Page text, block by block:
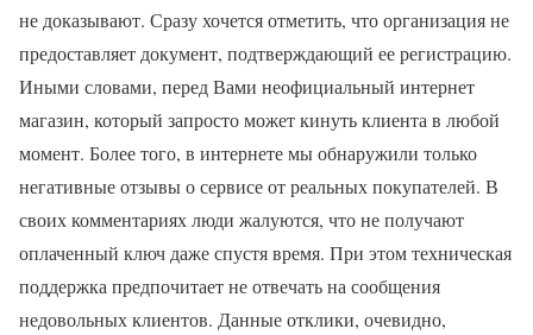
не доказывают. Сразу хочется отметить, что организация не
предоставляет документ, подтверждающий ее регистрацию.
Иными словами, перед Вами неофициальный интернет
магазин, который запросто может кинуть клиента в любой
момент. Более того, в интернете мы обнаружили только
негативные отзывы о сервисе от реальных покупателей. В
своих комментариях люди жалуются, что не получают
оплаченный ключ даже спустя время. При этом техническая
поддержка предпочитает не отвечать на сообщения
недовольных клиентов. Данные отклики, очевидно,